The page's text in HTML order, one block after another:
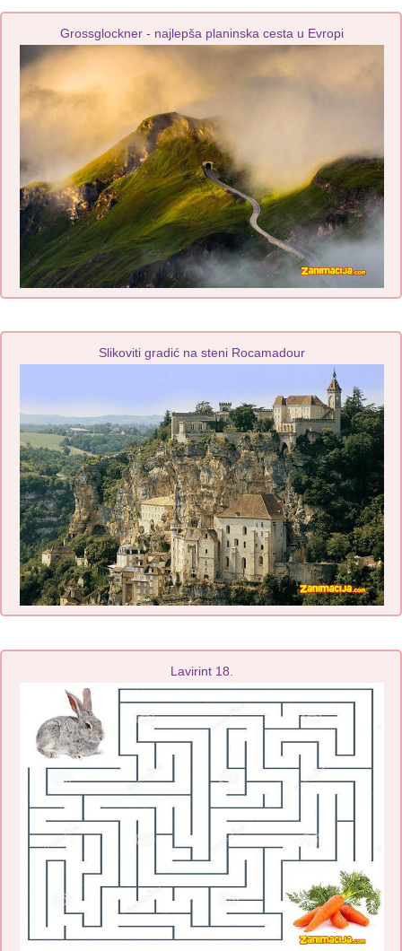
Grossglockner - najlepša planinska cesta u Evropi
Slikoviti gradić na steni Rocamadour
Lavirint 18.